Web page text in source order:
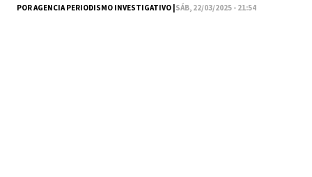
POR AGENCIA PERIODISMO INVESTIGATIVO |SÁB, 22/03/2025 - 21:54